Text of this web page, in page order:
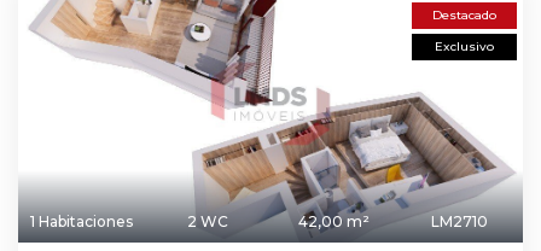
Destacado
Exclusivo
1 Habitaciones 2 WC 42,00 m² LM2710